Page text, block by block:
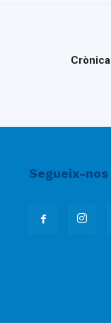
Segueix-nos